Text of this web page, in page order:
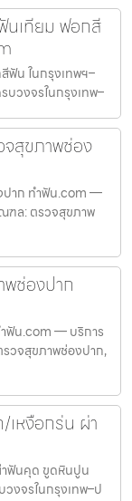
นเทียม ฟอกสี
ฟัน ในกรุงเทพฯ–
วงจรในกรุงเทพ–
สุขภาพช่อง
ปาก ทำฟัน.com —
ฑล: ตรวจสุขภาพ
ช่องปาก
ฟัน.com — บริการ
วจสุขภาพช่องปาก,
หงือกร่น ผ่า
ฟันคุด ขูดหินปูน
งจรในกรุงเทพ–ป